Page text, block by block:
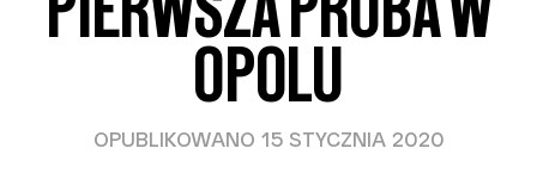
OPOLU
OPUBLIKOWANO 15 STYCZNIA 2020